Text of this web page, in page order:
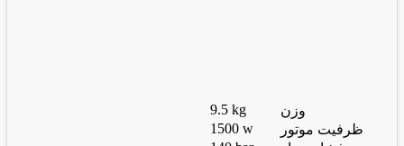
وزن
9.5 kg
ظرفیت موتور
1500 w